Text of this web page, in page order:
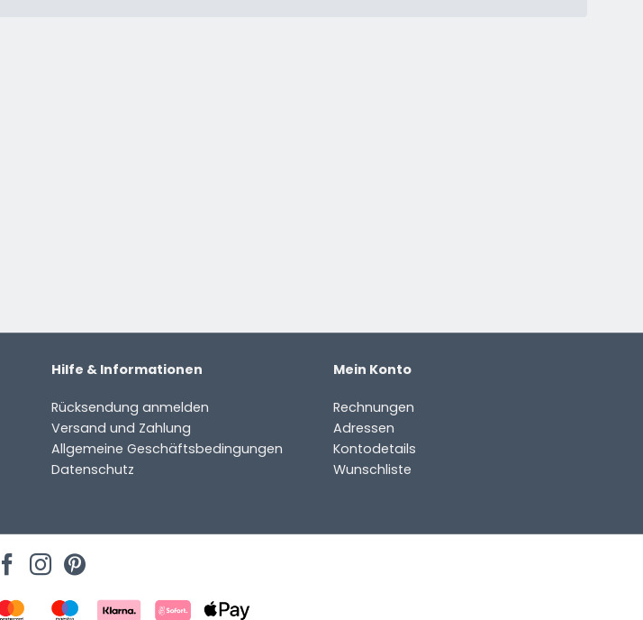
Hilfe & Informationen
Rücksendung anmelden
Versand und Zahlung
Allgemeine Geschäftsbedingungen
Datenschutz
Mein Konto
Rechnungen
Adressen
Kontodetails
Wunschliste